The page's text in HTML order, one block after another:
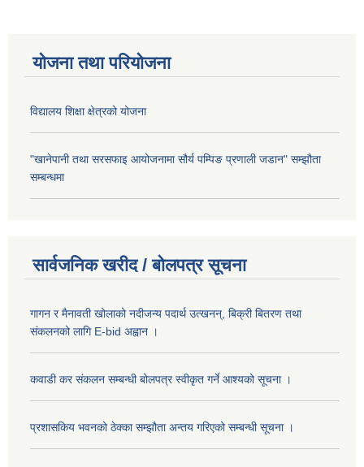
योजना तथा परियोजना
विद्यालय शिक्षा क्षेत्रको योजना
"खानेपानी तथा सरसफाइ आयोजनामा सौर्य पम्पिङ प्रणाली जडान" सम्झौता
सम्बन्धमा
सार्वजनिक खरीद / बोलपत्र सूचना
गागन र मैनावती खोलाको नदीजन्य पदार्थ उत्खनन्, बिक्री बितरण तथा
संकलनको लागि E-bid अह्वान ।
कवाडी कर संकलन सम्बन्धी बोलपत्र स्वीकृत गर्ने आश्यको सूचना ।
प्रशासकिय भवनको ठेक्का सम्झौता अन्तय गरिएको सम्बन्धी सूचना ।